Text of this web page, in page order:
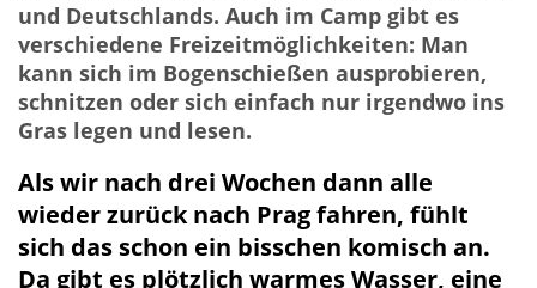
und Deutschlands. Auch im Camp gibt es
verschiedene Freizeitmöglichkeiten: Man
kann sich im Bogenschießen ausprobieren,
schnitzen oder sich einfach nur irgendwo ins
Gras legen und lesen.
Als wir nach drei Wochen dann alle
wieder zurück nach Prag fahren, fühlt
sich das schon ein bisschen komisch an.
Da gibt es plötzlich warmes Wasser, eine